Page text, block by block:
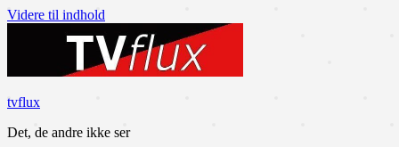
Videre til indhold
tvflux
Det, de andre ikke ser